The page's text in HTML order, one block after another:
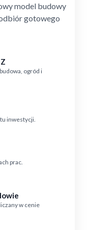
model budowy
gotowego
ogród i
inwestycji.
prac.
w cenie